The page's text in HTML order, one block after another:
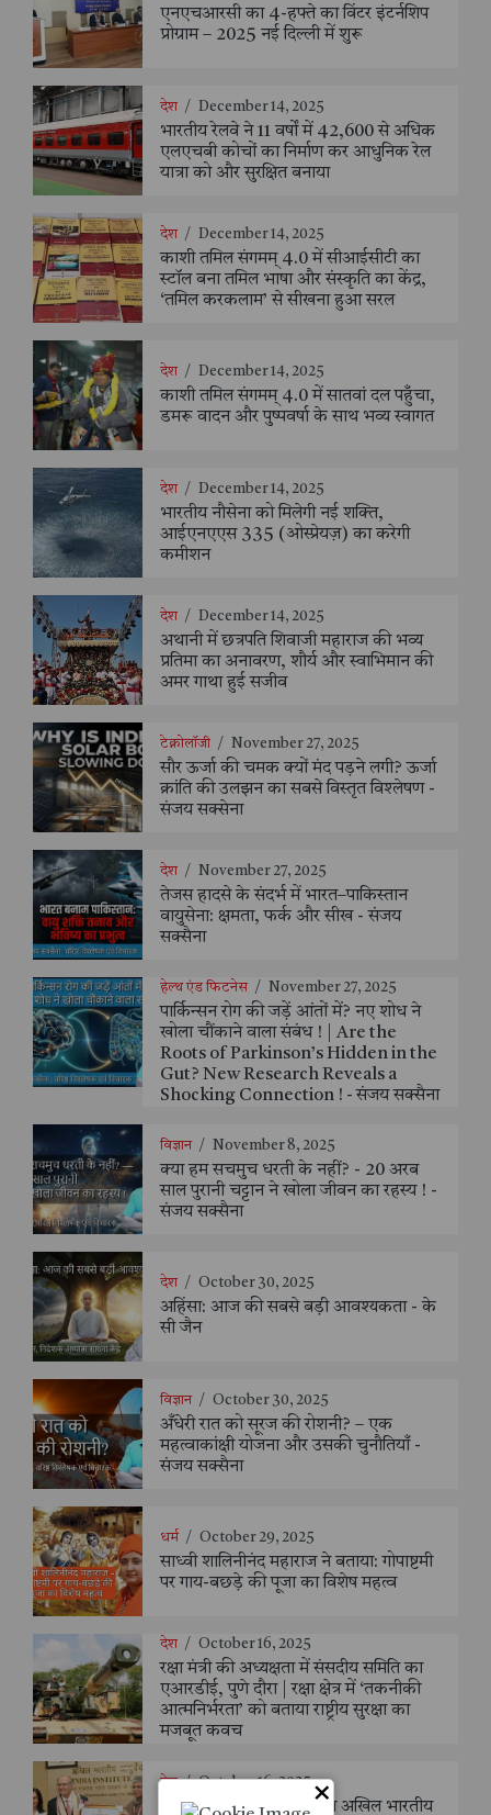
एनएचआरसी का 4-हफ्ते का विंटर इंटर्नशिप
प्रोग्राम – 2025 नई दिल्ली में शुरू
देश / December 14, 2025
भारतीय रेलवे ने 11 वर्षों में 42,600 से अधिक
एलएचबी कोचों का निर्माण कर आधुनिक रेल
यात्रा को और सुरक्षित बनाया
देश / December 14, 2025
काशी तमिल संगमम् 4.0 में सीआईसीटी का
स्टॉल बना तमिल भाषा और संस्कृति का केंद्र,
‘तमिल करकलाम’ से सीखना हुआ सरल
देश / December 14, 2025
काशी तमिल संगमम् 4.0 में सातवां दल पहुँचा,
डमरू वादन और पुष्पवर्षा के साथ भव्य स्वागत
देश / December 14, 2025
भारतीय नौसेना को मिलेगी नई शक्ति,
आईएनएएस 335 (ओस्प्रेयज़) का करेगी
कमीशन
देश / December 14, 2025
अथानी में छत्रपति शिवाजी महाराज की भव्य
प्रतिमा का अनावरण, शौर्य और स्वाभिमान की
अमर गाथा हुई सजीव
टेक्नोलॉजी / November 27, 2025
सौर ऊर्जा की चमक क्यों मंद पड़ने लगी? ऊर्जा
क्रांति की उलझन का सबसे विस्तृत विश्लेषण -
संजय सक्सेना
देश / November 27, 2025
तेजस हादसे के संदर्भ में भारत–पाकिस्तान
वायुसेना: क्षमता, फर्क और सीख - संजय
सक्सैना
हेल्थ एंड फिटनेस / November 27, 2025
पार्किन्सन रोग की जड़ें आंतों में? नए शोध ने
खोला चौंकाने वाला संबंध ! | Are the
Roots of Parkinson’s Hidden in the
Gut? New Research Reveals a
Shocking Connection ! - संजय सक्सैना
विज्ञान / November 8, 2025
क्या हम सचमुच धरती के नहीं? - 20 अरब
साल पुरानी चट्टान ने खोला जीवन का रहस्य ! -
संजय सक्सैना
देश / October 30, 2025
अहिंसा: आज की सबसे बड़ी आवश्यकता - के
सी जैन
विज्ञान / October 30, 2025
अँधेरी रात को सूरज की रोशनी? – एक
महत्वाकांक्षी योजना और उसकी चुनौतियाँ -
संजय सक्सैना
धर्म / October 29, 2025
साध्वी शालिनीनंद महाराज ने बताया: गोपाष्टमी
पर गाय-बछड़े की पूजा का विशेष महत्व
देश / October 16, 2025
रक्षा मंत्री की अध्यक्षता में संसदीय समिति का
एआरडीई, पुणे दौरा | रक्षा क्षेत्र में ‘तकनीकी
आत्मनिर्भरता’ को बताया राष्ट्रीय सुरक्षा का
मजबूत कवच
देश / October 16, 2025
ब्राज़ील के उपराष्ट्रपति ने किया अखिल भारतीय
×